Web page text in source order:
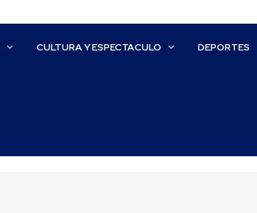
CULTURA Y ESPECTACULO DEPORTES